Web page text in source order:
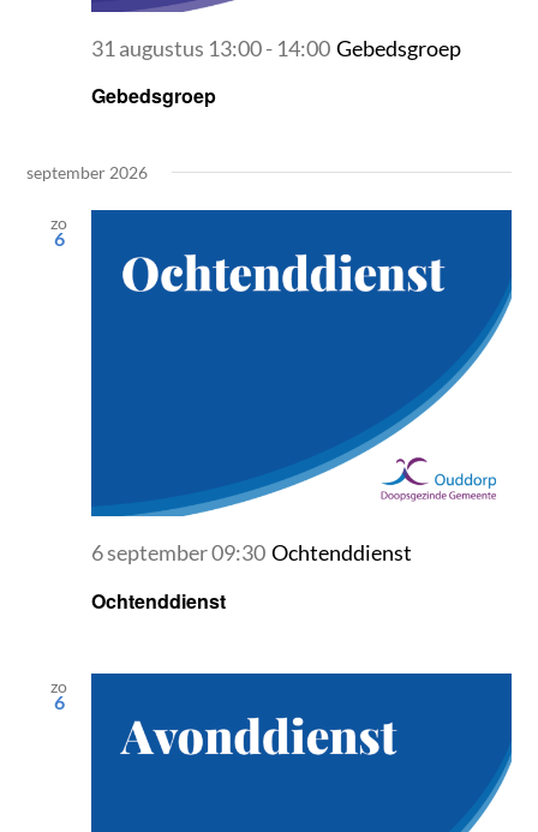
Gebedsgroep
31 augustus 13:00- 14:00 Gebedsgroep
september 2026
zo
6
Ochtenddienst
6 september 09:30 Ochtenddienst
zo
6